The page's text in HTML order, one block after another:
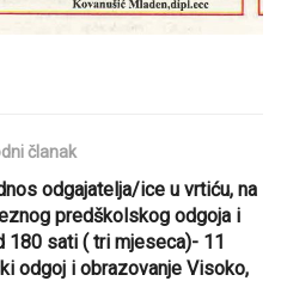
članak
odgajatelja/ice u vrtiću, na
predškolskog odgoja i
180 sati ( tri mjeseca)- 11
odgoj i obrazovanje Visoko,